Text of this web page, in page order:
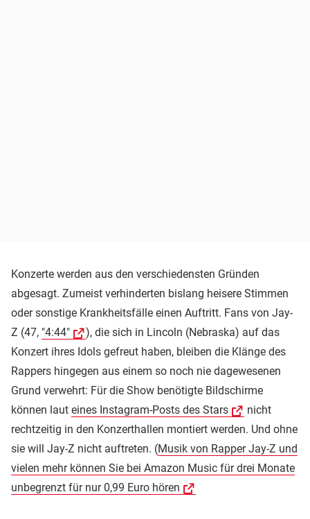
Konzerte werden aus den verschiedensten Gründen
abgesagt. Zumeist verhinderten bislang heisere Stimmen
oder sonstige Krankheitsfälle einen Auftritt. Fans von Jay-
Z (47, "4:44"
), die sich in Lincoln (Nebraska) auf das
Konzert ihres Idols gefreut haben, bleiben die Klänge des
Rappers hingegen aus einem so noch nie dagewesenen
Grund verwehrt: Für die Show benötigte Bildschirme
können laut eines Instagram-Posts des Stars
nicht
rechtzeitig in den Konzerthallen montiert werden. Und ohne
sie will Jay-Z nicht auftreten. (Musik von Rapper Jay-Z und
vielen mehr können Sie bei Amazon Music für drei Monate
unbegrenzt für nur 0,99 Euro hören